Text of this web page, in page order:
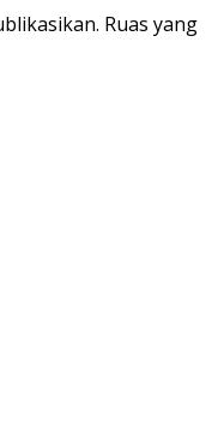
Ruas yang